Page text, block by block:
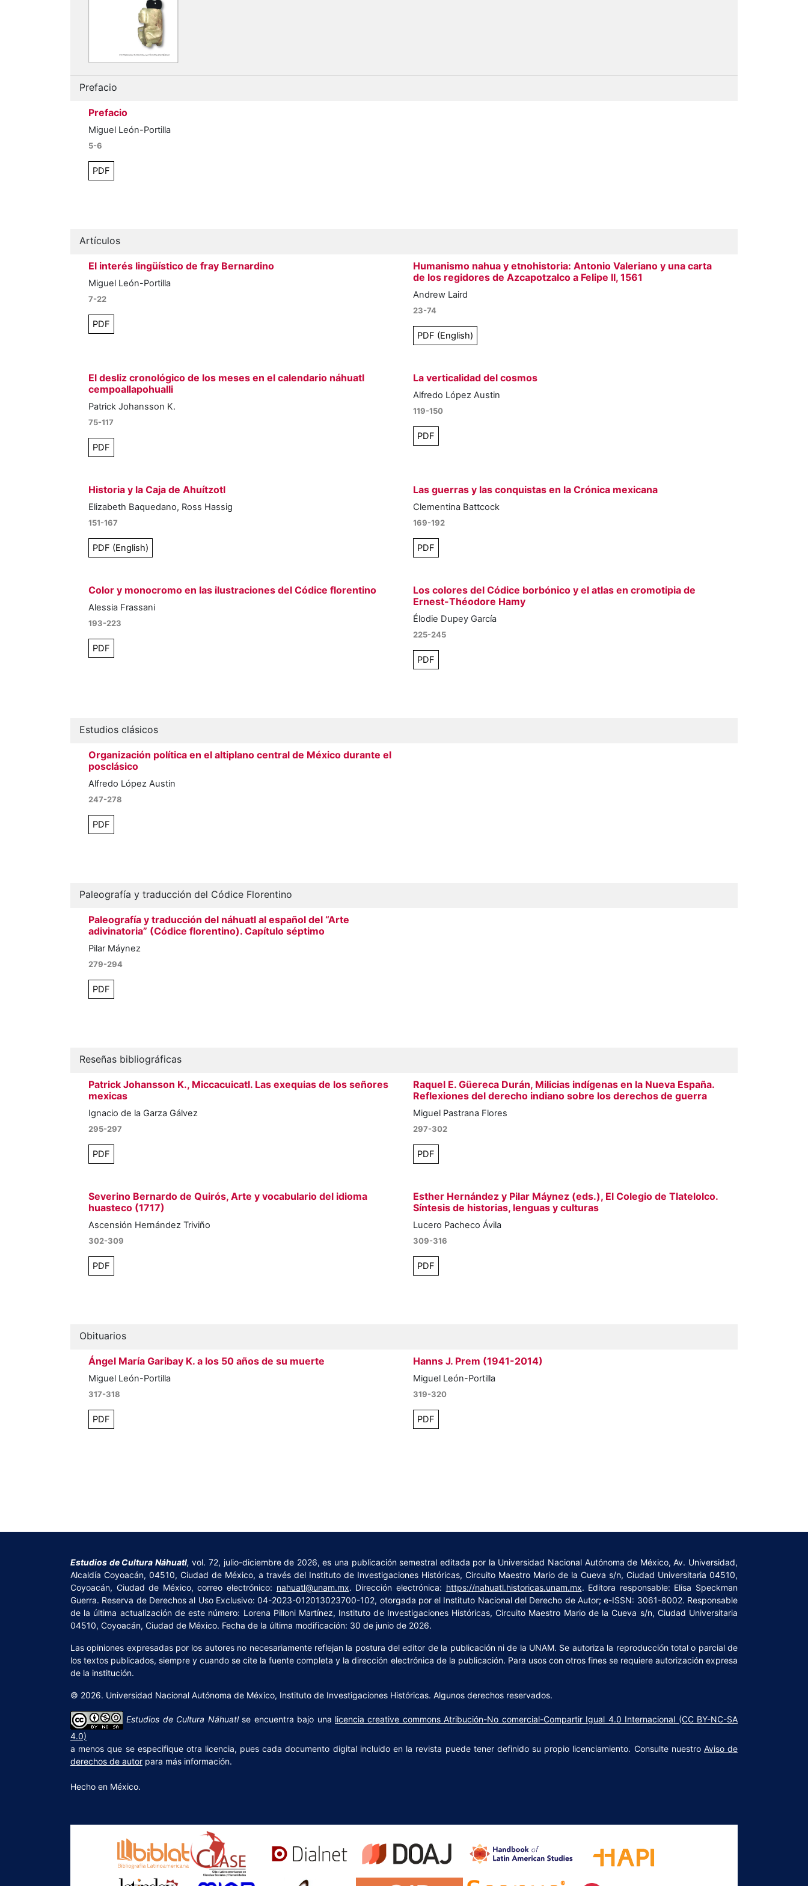
Prefacio
Prefacio
Miguel León-Portilla
5-6
PDF
Artículos
El interés lingüístico de fray Bernardino
Miguel León-Portilla
7-22
PDF
Humanismo nahua y etnohistoria: Antonio Valeriano y una carta
de los regidores de Azcapotzalco a Felipe II, 1561
Andrew Laird
23-74
PDF (English)
El desliz cronológico de los meses en el calendario náhuatl
cempoallapohualli
Patrick Johansson K.
75-117
PDF
La verticalidad del cosmos
Alfredo López Austin
119-150
PDF
Historia y la Caja de Ahuítzotl
Elizabeth Baquedano, Ross Hassig
151-167
PDF (English)
Las guerras y las conquistas en la Crónica mexicana
Clementina Battcock
169-192
PDF
Color y monocromo en las ilustraciones del Códice florentino
Alessia Frassani
193-223
PDF
Los colores del Códice borbónico y el atlas en cromotipia de
Ernest-Théodore Hamy
Élodie Dupey García
225-245
PDF
Estudios clásicos
Organización política en el altiplano central de México durante el
posclásico
Alfredo López Austin
247-278
PDF
Paleografía y traducción del Códice Florentino
Paleografía y traducción del náhuatl al español del “Arte
adivinatoria” (Códice florentino). Capítulo séptimo
Pilar Máynez
279-294
PDF
Reseñas bibliográficas
Patrick Johansson K., Miccacuicatl. Las exequias de los señores
mexicas
Ignacio de la Garza Gálvez
295-297
PDF
Raquel E. Güereca Durán, Milicias indígenas en la Nueva España.
Reflexiones del derecho indiano sobre los derechos de guerra
Miguel Pastrana Flores
297-302
PDF
Severino Bernardo de Quirós, Arte y vocabulario del idioma
huasteco (1717)
Ascensión Hernández Triviño
302-309
PDF
Esther Hernández y Pilar Máynez (eds.), El Colegio de Tlatelolco.
Síntesis de historias, lenguas y culturas
Lucero Pacheco Ávila
309-316
PDF
Obituarios
Ángel María Garibay K. a los 50 años de su muerte
Miguel León-Portilla
317-318
PDF
Hanns J. Prem (1941-2014)
Miguel León-Portilla
319-320
PDF
Estudios de Cultura Náhuatl, vol. 72, julio-diciembre de 2026, es una publicación semestral editada por la Universidad Nacional Autónoma de México, Av. Universidad,
Alcaldía Coyoacán, 04510, Ciudad de México, a través del Instituto de Investigaciones Históricas, Circuito Maestro Mario de la Cueva s/n, Ciudad Universitaria 04510,
Coyoacán, Ciudad de México, correo electrónico: nahuatl@unam.mx. Dirección electrónica: https://nahuatl.historicas.unam.mx. Editora responsable: Elisa Speckman
Guerra. Reserva de Derechos al Uso Exclusivo: 04-2023-012013023700-102, otorgada por el Instituto Nacional del Derecho de Autor; e-ISSN: 3061-8002. Responsable
de la última actualización de este número: Lorena Pilloni Martínez, Instituto de Investigaciones Históricas, Circuito Maestro Mario de la Cueva s/n, Ciudad Universitaria
04510, Coyoacán, Ciudad de México. Fecha de la última modificación: 30 de junio de 2026.
Las opiniones expresadas por los autores no necesariamente reflejan la postura del editor de la publicación ni de la UNAM. Se autoriza la reproducción total o parcial de
los textos publicados, siempre y cuando se cite la fuente completa y la dirección electrónica de la publicación. Para usos con otros fines se requiere autorización expresa
de la institución.
© 2026. Universidad Nacional Autónoma de México, Instituto de Investigaciones Históricas. Algunos derechos reservados.
Estudios de Cultura Náhuatlse encuentra bajo una licencia creative commons Atribución-No comercial-Compartir Igual 4.0 Internacional (CC BY-NC-SA
4.0)
a menos que se especifique otra licencia, pues cada documento digital incluido en la revista puede tener definido su propio licenciamiento. Consulte nuestro Aviso de
derechos de autor para más información.
Hecho en México.